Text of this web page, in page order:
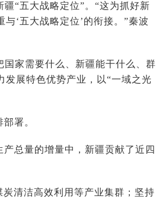
“五大战略定位”。“这为抓好新
‘五大战略定位’的衔接。”秦波
家需要什么、新疆能干什么、群
展特色优势产业，以“一域之光
署。
总量的增量中，新疆贡献了近四
清洁高效利用等产业集群；坚持